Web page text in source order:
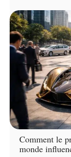
Comment le
monde